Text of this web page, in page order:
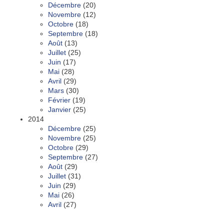
Décembre (20)
Novembre (12)
Octobre (18)
Septembre (18)
Août (13)
Juillet (25)
Juin (17)
Mai (28)
Avril (29)
Mars (30)
Février (19)
Janvier (25)
2014
Décembre (25)
Novembre (25)
Octobre (29)
Septembre (27)
Août (29)
Juillet (31)
Juin (29)
Mai (26)
Avril (27)